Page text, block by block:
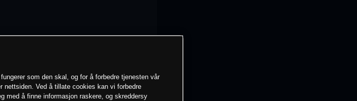
som den skal, og for å forbedre tjenesten vår
nettsiden. Ved å tillate cookies kan vi forbedre
med å finne informasjon raskere, og skreddersy